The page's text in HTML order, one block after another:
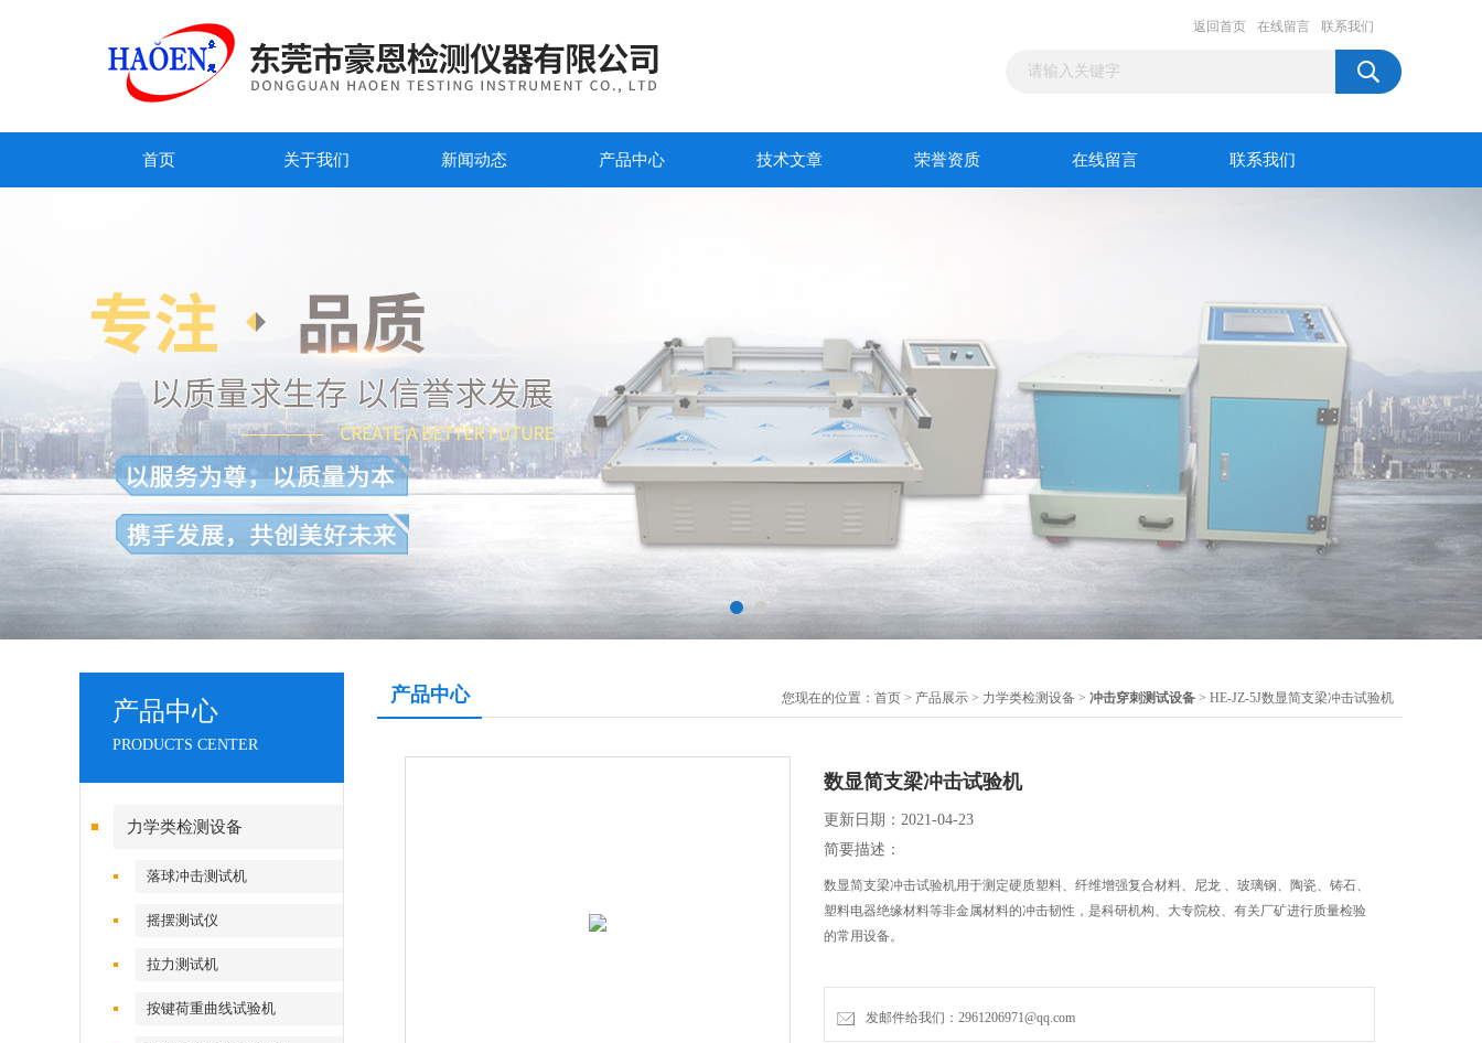
返回首页 在线留言 联系我们
首页 关于我们 新闻动态 产品中心 技术文章 荣誉资质 在线留言 联系我们
产品中心
PRODUCTS CENTER
力学类检测设备
落球冲击测试机
摇摆测试仪
拉力测试机
按键荷重曲线试验机
产品中心 您现在的位置： 首页 > 产品展示 > 力学类检测设备 > 冲击穿刺测试设备 > HE-JZ-5J数显简支梁冲击试验机
数显简支梁冲击试验机
更新日期：2021-04-23
简要描述：
数显简支梁冲击试验机用于测定硬质塑料、纤维增强复合材料、尼龙 、玻璃钢、陶瓷、铸石、
塑料电器绝缘材料等非金属材料的冲击韧性，是科研机构、大专院校、有关厂矿进行质量检验
的常用设备。
发邮件给我们：2961206971@qq.com